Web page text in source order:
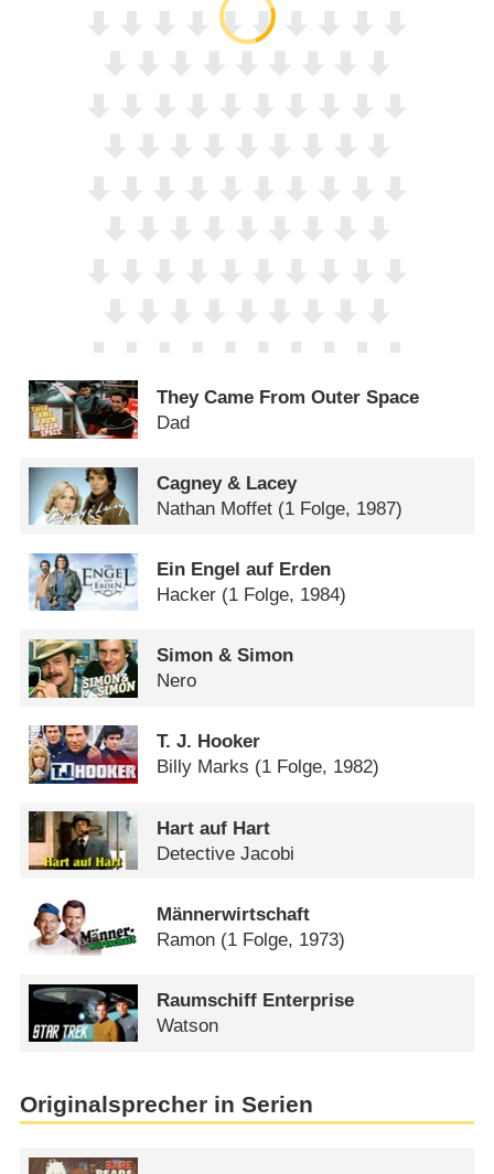
They Came From Outer Space
Dad
Cagney & Lacey
Nathan Moffet (1 Folge, 1987)
Ein Engel auf Erden
Hacker (1 Folge, 1984)
Simon & Simon
Nero
T. J. Hooker
Billy Marks (1 Folge, 1982)
Hart auf Hart
Detective Jacobi
Männerwirtschaft
Ramon (1 Folge, 1973)
Raumschiff Enterprise
Watson
Originalsprecher in Serien